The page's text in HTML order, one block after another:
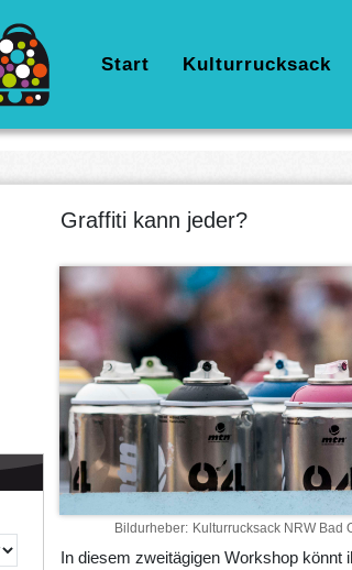
Hauptnavigation
Start Kulturrucksack
Graffiti kann jeder?
Bildurheber Kulturrucksack NRW Bad
In diesem zweitägigen Workshop könnt